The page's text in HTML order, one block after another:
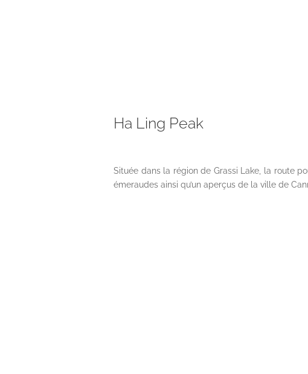
Ha Ling Peak
Située dans la région de Grassi Lake, la route
émeraudes ainsi qu’un aperçus de la ville de